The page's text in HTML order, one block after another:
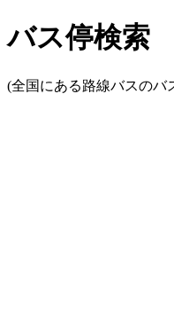
バス停検索
(全国にある路線バスのバ